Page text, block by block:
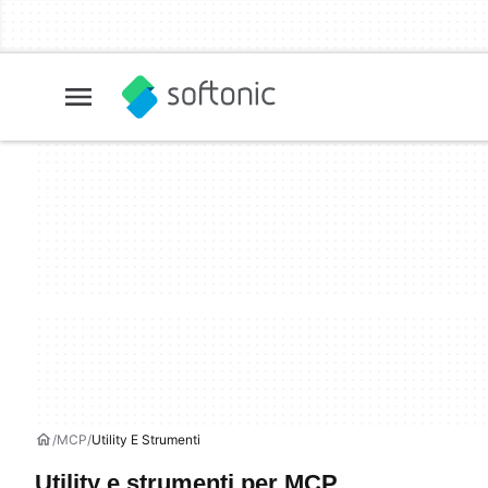
MCP Utility E Strumenti